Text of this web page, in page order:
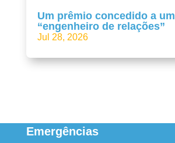
Um prêmio concedido a um
“engenheiro de relações”
Jul 28, 2026
Emergências